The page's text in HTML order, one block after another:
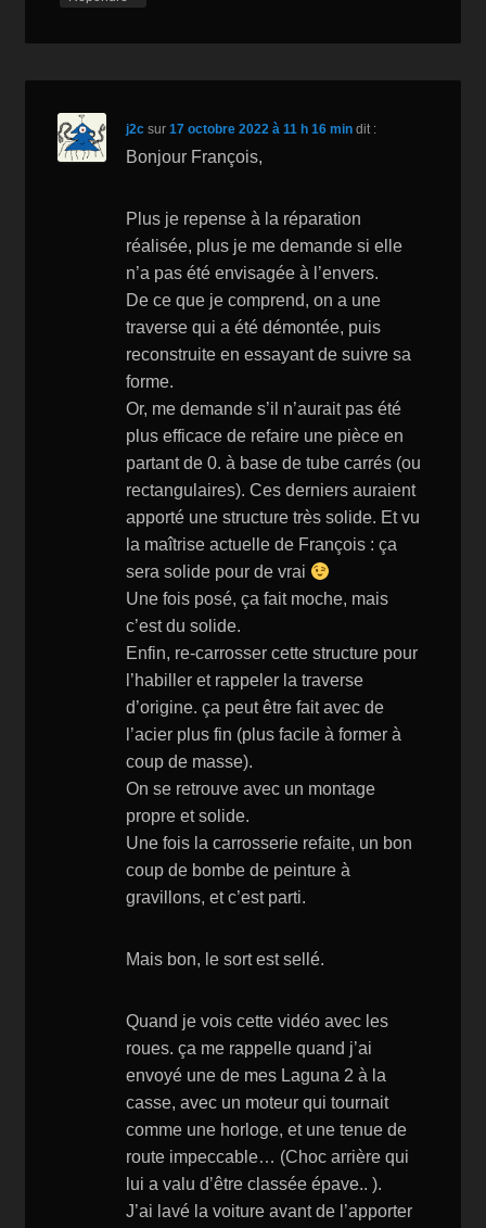
j2c sur17 octobre 2022 à 11 h 16 min dit :
Bonjour François,
Plus je repense à la réparation
réalisée, plus je me demande si elle
n’a pas été envisagée à l’envers.
De ce que je comprend, on a une
traverse qui a été démontée, puis
reconstruite en essayant de suivre sa
forme.
Or, me demande s’il n’aurait pas été
plus efficace de refaire une pièce en
partant de 0. à base de tube carrés (ou
rectangulaires). Ces derniers auraient
apporté une structure très solide. Et vu
la maîtrise actuelle de François : ça
sera solide pour de vrai
Une fois posé, ça fait moche, mais
c’est du solide.
Enfin, re-carrosser cette structure pour
l’habiller et rappeler la traverse
d’origine. ça peut être fait avec de
l’acier plus fin (plus facile à former à
coup de masse).
On se retrouve avec un montage
propre et solide.
Une fois la carrosserie refaite, un bon
coup de bombe de peinture à
gravillons, et c’est parti.
Mais bon, le sort est sellé.
Quand je vois cette vidéo avec les
roues. ça me rappelle quand j’ai
envoyé une de mes Laguna 2 à la
casse, avec un moteur qui tournait
comme une horloge, et une tenue de
route impeccable… (Choc arrière qui
lui a valu d’être classée épave.. ).
J’ai lavé la voiture avant de l’apporter